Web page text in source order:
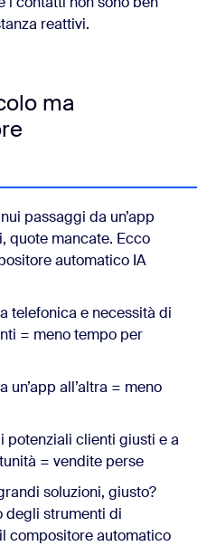
reattivi.
ma
passaggi da un’app
quote mancate. Ecco
automatico IA
telefonica e necessità di
= meno tempo per
all’altra = meno
potenziali clienti giusti e a
= vendite perse
soluzioni, giusto?
degli strumenti di
compositore automatico